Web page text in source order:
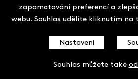
zapamatování preferencí a
webu. Souhlas udělíte kliknutím na
Nastavení
Souhlas můžete také